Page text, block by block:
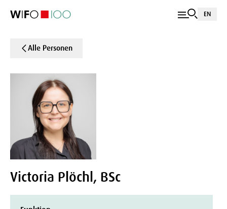
EN
Alle Personen
Victoria Plöchl, BSc